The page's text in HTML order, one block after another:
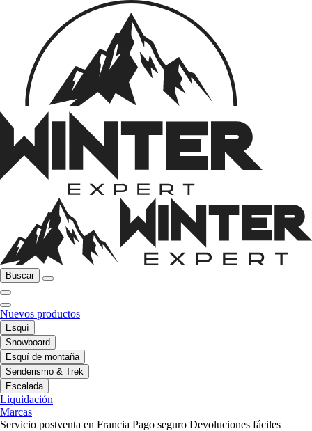
Buscar
Nuevos productos
Esquí
Snowboard
Esquí de montaña
Senderismo & Trek
Escalada
Liquidación
Marcas
Servicio postventa en Francia Pago seguro Devoluciones fáciles